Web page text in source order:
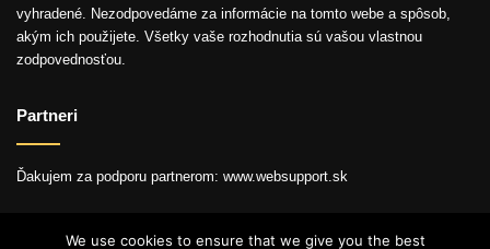
vyhradené. Nezodpovedáme za informácie na tomto webe a spôsob,
akým ich použijete. Všetky vaše rozhodnutia sú vašou vlastnou
zodpovednosťou.
Partneri
Ďakujem za podporu partnerom: www.websupport.sk
We use cookies to ensure that we give you the best